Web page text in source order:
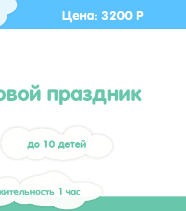
Цена: 3200 Р
праздник
до 10 детей
1 час